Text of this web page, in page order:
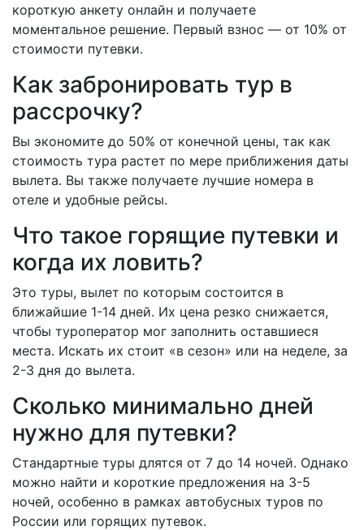
короткую анкету онлайн и получаете
моментальное решение. Первый взнос — от 10% от
стоимости путевки.
Как забронировать тур в
рассрочку?
Вы экономите до 50% от конечной цены, так как
стоимость тура растет по мере приближения даты
вылета. Вы также получаете лучшие номера в
отеле и удобные рейсы.
Что такое горящие путевки и
когда их ловить?
Это туры, вылет по которым состоится в
ближайшие 1-14 дней. Их цена резко снижается,
чтобы туроператор мог заполнить оставшиеся
места. Искать их стоит «в сезон» или на неделе, за
2-3 дня до вылета.
Сколько минимально дней
нужно для путевки?
Стандартные туры длятся от 7 до 14 ночей. Однако
можно найти и короткие предложения на 3-5
ночей, особенно в рамках автобусных туров по
России или горящих путевок.